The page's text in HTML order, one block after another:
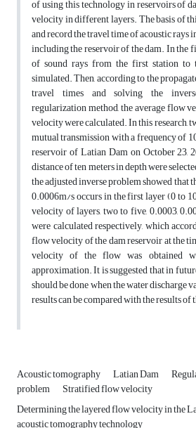
of using this technology in reservoirs of
velocity in different layers. The basis of
and record the travel time of acoustic rays
including the reservoir of the dam. In the
of sound rays from the first station to
simulated. Then, according to the
travel times and solving the
regularization method, the average flow
velocity were calculated. In this research,
mutual transmission with a frequency of
reservoir of Latian Dam on October 23,
distance of ten meters in depth were
the adjusted inverse problem showed
0.0006m/s occurs in the first layer (0 to
velocity of layers, two to five, 0.0003,
were calculated respectively, which
flow velocity of the dam reservoir at the
velocity of the flow was obtained
approximation. It is suggested that in
should be done when the water discharge
results can be compared with the results of
Acoustic tomography Latian Dam
problem
Stratified flow velocity
Determining the layered flow velocity in the